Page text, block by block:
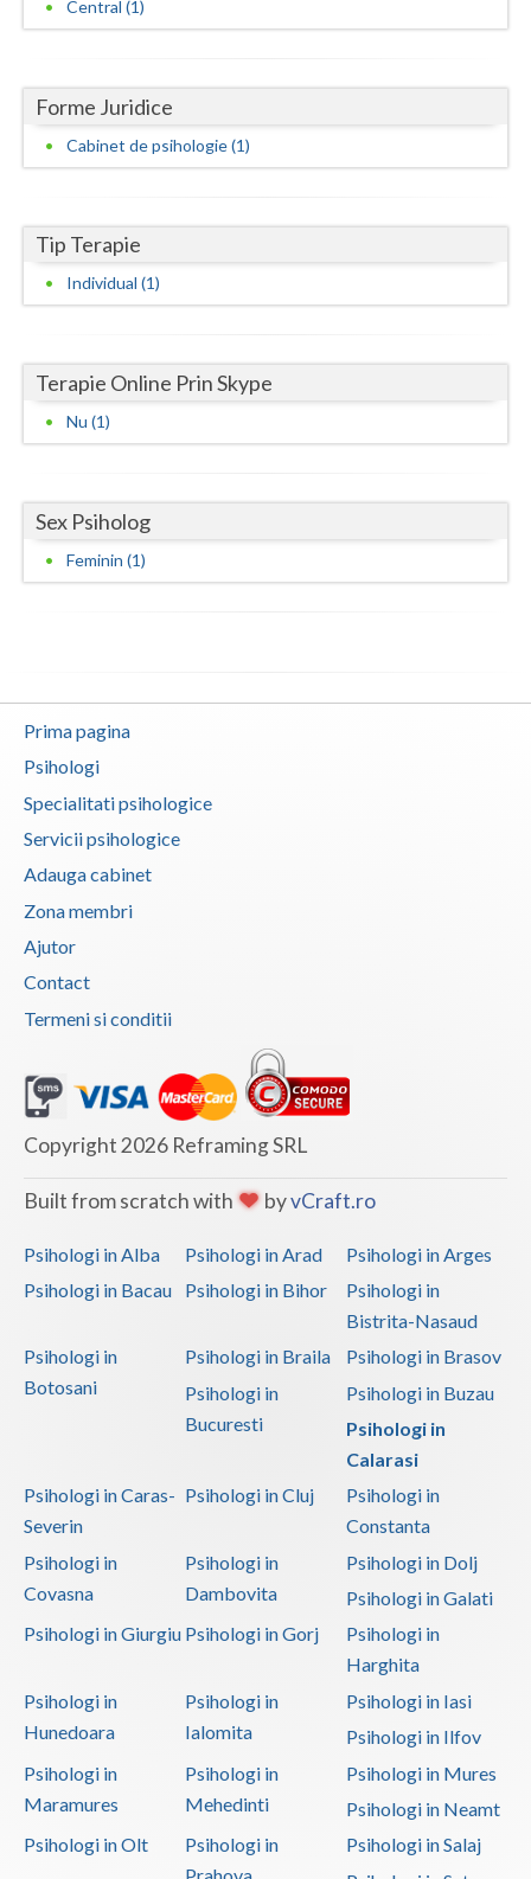
Iasi
Ilfov
Mehedinti
Mures
Olt
Prahova
Satu-Mare
Sibiu
Timis
Tulcea
Valcea
Vaslui
Central (1)
Forme Juridice
Cabinet de psihologie (1)
Tip Terapie
Individual (1)
Terapie Online Prin Skype
Nu (1)
Sex Psiholog
Feminin (1)
Prima pagina
Psihologi
Specialitati psihologice
Servicii psihologice
Adauga cabinet
Zona membri
Ajutor
Contact
Termeni si conditii
Copyright 2026 Reframing SRL
Built from scratch with byvCraft.ro
Psihologi in Alba Psihologi in Arad
Psihologi in Arges
Psihologi in Bacau
Psihologi in Bihor
Psihologi in
Bistrita-Nasaud
Psihologi in
Botosani
Psihologi in Braila
Psihologi in Brasov
Psihologi in
Bucuresti
Psihologi in Buzau
Psihologi in
Calarasi
Psihologi in Caras-
Severin
Psihologi in Cluj
Psihologi in
Constanta
Psihologi in
Covasna
Psihologi in
Dambovita
Psihologi in Dolj
Psihologi in Galati
Psihologi in Giurgiu Psihologi in Gorj
Psihologi in
Harghita
Psihologi in
Hunedoara
Psihologi in
Ialomita
Psihologi in Iasi
Psihologi in Ilfov
Psihologi in
Maramures
Psihologi in
Mehedinti
Psihologi in Mures
Psihologi in Neamt
Psihologi in Olt
Psihologi in
Psihologi in Salaj